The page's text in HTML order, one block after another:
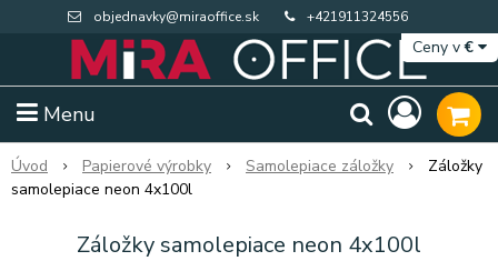
objednavky@miraoffice.sk +421911324556
Menu
Ceny v€
Úvod Papierové výrobky Samolepiace záložky
Záložky
samolepiace neon 4x100l
Záložky samolepiace neon 4x100l